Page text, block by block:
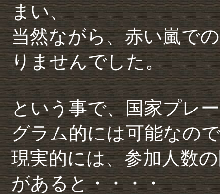
まい、
当然ながら、赤い嵐で
りませんでした。
という事で、国家プレ
グラム的には可能なの
現実的には、参加人数
があると・・・・